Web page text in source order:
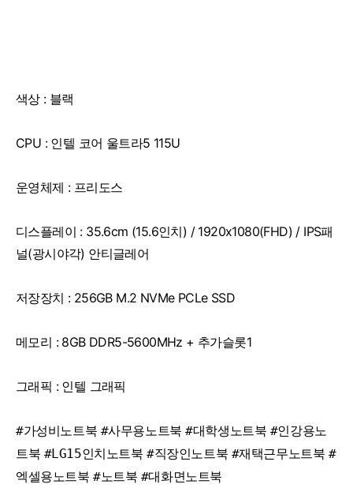
색상 : 블랙
CPU : 인텔 코어 울트라5 115U
운영체제 : 프리도스
디스플레이 : 35.6cm (15.6인치) / 1920x1080(FHD) / IPS패
널(광시야각) 안티글레어
저장장치 : 256GB M.2 NVMe PCLe SSD
메모리 : 8GB DDR5-5600MHz + 추가슬롯1
그래픽 : 인텔 그래픽
#가성비노트북 #사무용노트북 #대학생노트북 #인강용노
트북 #LG15인치노트북 #직장인노트북 #재택근무노트북 #
엑셀용노트북 #노트북 #대화면노트북